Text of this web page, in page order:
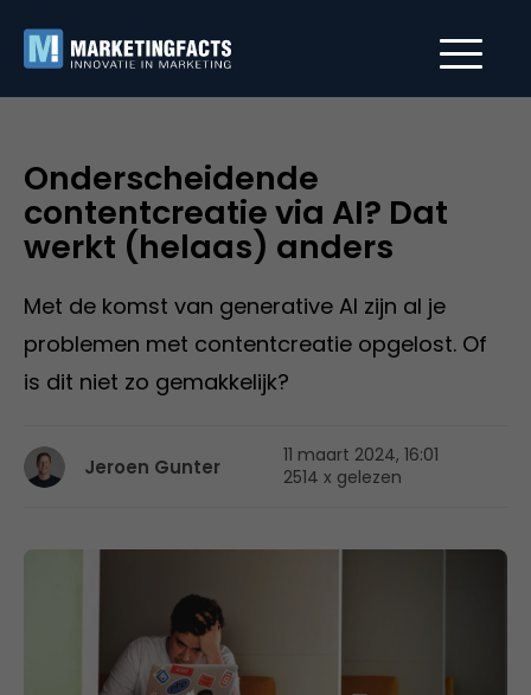
Onderscheidende
contentcreatie via AI? Dat
werkt (helaas) anders
Met de komst van generative AI zijn al je
problemen met contentcreatie opgelost. Of
is dit niet zo gemakkelijk?
Jeroen Gunter
11 maart 2024, 16:01
2514 x gelezen